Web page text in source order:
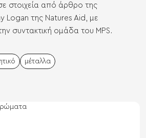
στοιχεία από άρθρο της
Logan της Natures Aid , με
συντακτική ομάδα του MPS.
μέταλλα